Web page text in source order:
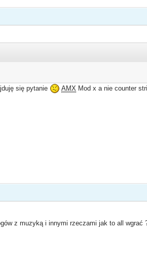
się pytanie AMX Mod x a nie counter
z muzyką i innymi rzeczami jak to all wgrać